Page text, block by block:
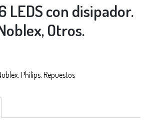
LEDS con disipador.
Otros.
, Philips, Repuestos